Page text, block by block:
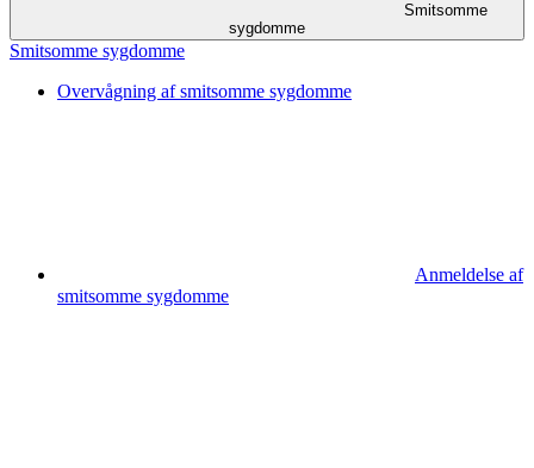
Smitsomme
sygdomme
Smitsomme sygdomme
Overvågning af smitsomme sygdomme
Anmeldelse af
smitsomme sygdomme